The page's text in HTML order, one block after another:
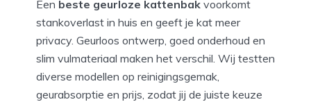
Een beste geurloze kattenbak voorkomt
stankoverlast in huis en geeft je kat meer
privacy. Geurloos ontwerp, goed onderhoud en
slim vulmateriaal maken het verschil. Wij testten
diverse modellen op reinigingsgemak,
geurabsorptie en prijs, zodat jij de juiste keuze